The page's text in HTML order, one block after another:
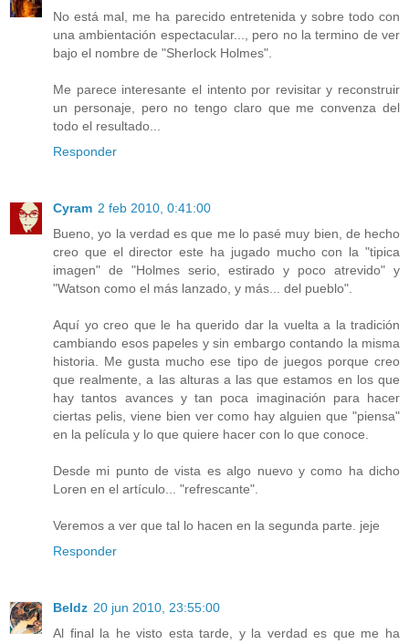
No está mal, me ha parecido entretenida y sobre todo con
una ambientación espectacular..., pero no la termino de ver
bajo el nombre de "Sherlock Holmes".
Me parece interesante el intento por revisitar y reconstruir
un personaje, pero no tengo claro que me convenza del
todo el resultado...
Responder
Cyram 2 feb 2010, 0:41:00
Bueno, yo la verdad es que me lo pasé muy bien, de hecho
creo que el director este ha jugado mucho con la "tipica
imagen" de "Holmes serio, estirado y poco atrevido" y
"Watson como el más lanzado, y más... del pueblo".
Aquí yo creo que le ha querido dar la vuelta a la tradición
cambiando esos papeles y sin embargo contando la misma
historia. Me gusta mucho ese tipo de juegos porque creo
que realmente, a las alturas a las que estamos en los que
hay tantos avances y tan poca imaginación para hacer
ciertas pelis, viene bien ver como hay alguien que "piensa"
en la película y lo que quiere hacer con lo que conoce.
Desde mi punto de vista es algo nuevo y como ha dicho
Loren en el artículo... "refrescante".
Veremos a ver que tal lo hacen en la segunda parte. jeje
Responder
Beldz 20 jun 2010, 23:55:00
Al final la he visto esta tarde, y la verdad es que me ha